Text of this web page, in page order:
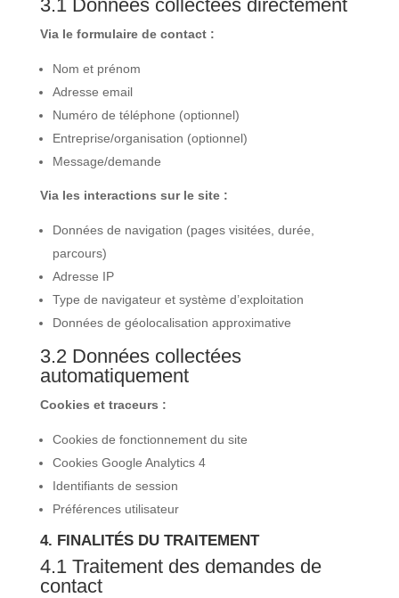
3.1 Données collectées directement
Via le formulaire de contact :
Nom et prénom
Adresse email
Numéro de téléphone (optionnel)
Entreprise/organisation (optionnel)
Message/demande
Via les interactions sur le site :
Données de navigation (pages visitées, durée,
parcours)
Adresse IP
Type de navigateur et système d’exploitation
Données de géolocalisation approximative
3.2 Données collectées
automatiquement
Cookies et traceurs :
Cookies de fonctionnement du site
Cookies Google Analytics 4
Identifiants de session
Préférences utilisateur
4. FINALITÉS DU TRAITEMENT
4.1 Traitement des demandes de
contact